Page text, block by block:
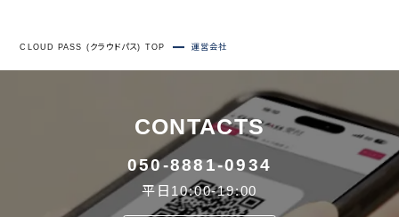
CLOUD PASS (クラウドパス) TOP 運営会社
CONTACTS
050-8881-0934
平日10:00-19:00